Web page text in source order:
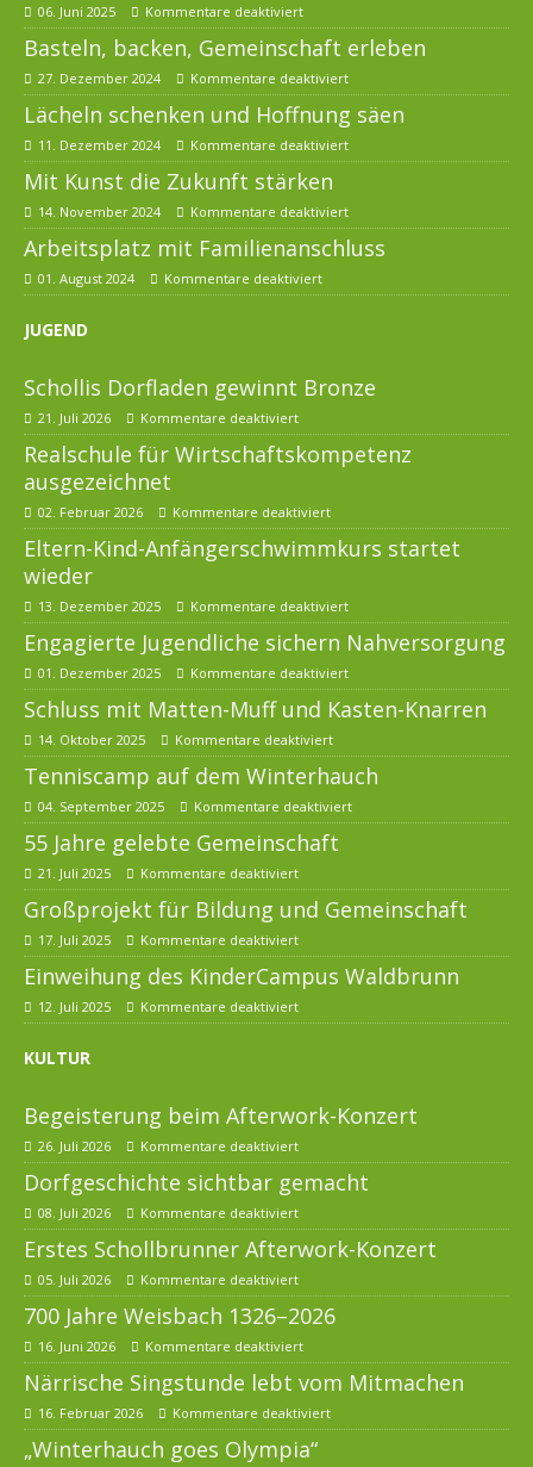
06. Juni 2025 Kommentare deaktiviert
Basteln, backen, Gemeinschaft erleben
27. Dezember 2024 Kommentare deaktiviert
Lächeln schenken und Hoffnung säen
11. Dezember 2024 Kommentare deaktiviert
Mit Kunst die Zukunft stärken
14. November 2024 Kommentare deaktiviert
Arbeitsplatz mit Familienanschluss
01. August 2024 Kommentare deaktiviert
JUGEND
Schollis Dorfladen gewinnt Bronze
21. Juli 2026 Kommentare deaktiviert
Realschule für Wirtschaftskompetenz
ausgezeichnet
02. Februar 2026 Kommentare deaktiviert
Eltern-Kind-Anfängerschwimmkurs startet
wieder
13. Dezember 2025 Kommentare deaktiviert
Engagierte Jugendliche sichern Nahversorgung
01. Dezember 2025 Kommentare deaktiviert
Schluss mit Matten-Muff und Kasten-Knarren
14. Oktober 2025 Kommentare deaktiviert
Tenniscamp auf dem Winterhauch
04. September 2025 Kommentare deaktiviert
55 Jahre gelebte Gemeinschaft
21. Juli 2025 Kommentare deaktiviert
Großprojekt für Bildung und Gemeinschaft
17. Juli 2025 Kommentare deaktiviert
Einweihung des KinderCampus Waldbrunn
12. Juli 2025 Kommentare deaktiviert
KULTUR
Begeisterung beim Afterwork-Konzert
26. Juli 2026 Kommentare deaktiviert
Dorfgeschichte sichtbar gemacht
08. Juli 2026 Kommentare deaktiviert
Erstes Schollbrunner Afterwork-Konzert
05. Juli 2026 Kommentare deaktiviert
700 Jahre Weisbach 1326–2026
16. Juni 2026 Kommentare deaktiviert
Närrische Singstunde lebt vom Mitmachen
16. Februar 2026 Kommentare deaktiviert
„Winterhauch goes Olympia“